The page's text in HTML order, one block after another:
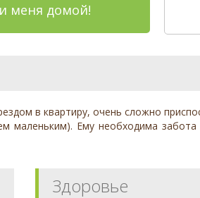
меня домой!
в квартиру, очень сложно
Ему необходима
Здоровье